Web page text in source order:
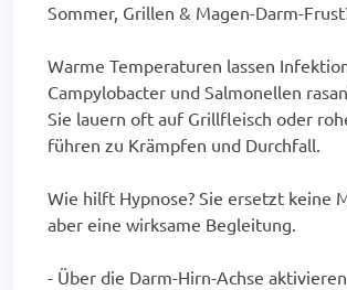
Sommer, Grillen & Magen-Darm-
Warme Temperaturen lassen
Campylobacter und Salmonellen
Sie lauern oft auf Grillfleisch oder
führen zu Krämpfen und Durchfall.
Wie hilft Hypnose? Sie ersetzt keine
aber eine wirksame Begleitung.
- Über die Darm-Hirn-Achse